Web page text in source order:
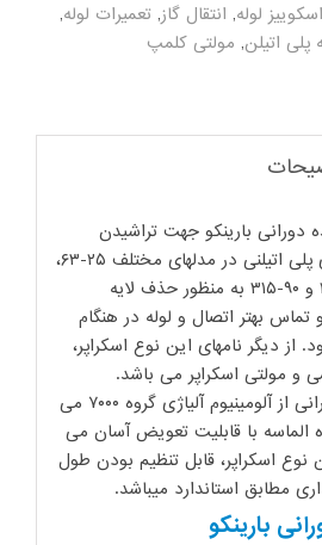
اسکوییز لوله, انتقال گاز, تعمیرات لوله,
پلی اتیلن, مولتی کلمپ
دورانی بارینکو جهت تراشیدن
سطح خارجی لوله های پلی اتیلنی در مدلهای مختلف ۲۵-۶۳،
۲۵-۹۰، ۲۵-۱۶۰، ۹۰-۲۵۰ و ۹۰-۳۱۵ به منظور حذف لایه
بهتر اتصال و لوله در هنگام
از دیگر نامهای این نوع اسکراپر،
و مولتی اسکراپر می باشد.
جنس بدنه اسکراپر دورانی از آلومینیوم آلیاژی گروه ۷۰۰۰ می
با قابلیت تعویض آسان می
اسکراپر، قابل تنظیم بودن طول
مطابق استاندارد میباشد.
بارینکو